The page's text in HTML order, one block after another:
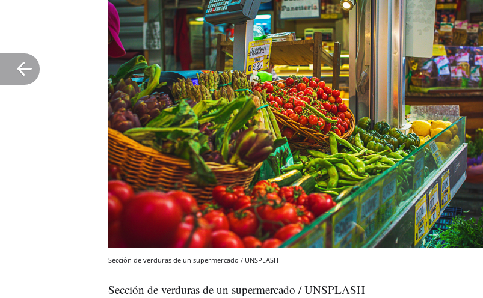
Sección de verduras de un supermercado / UNSPLASH
Sección de verduras de un supermercado / UNSPLASH